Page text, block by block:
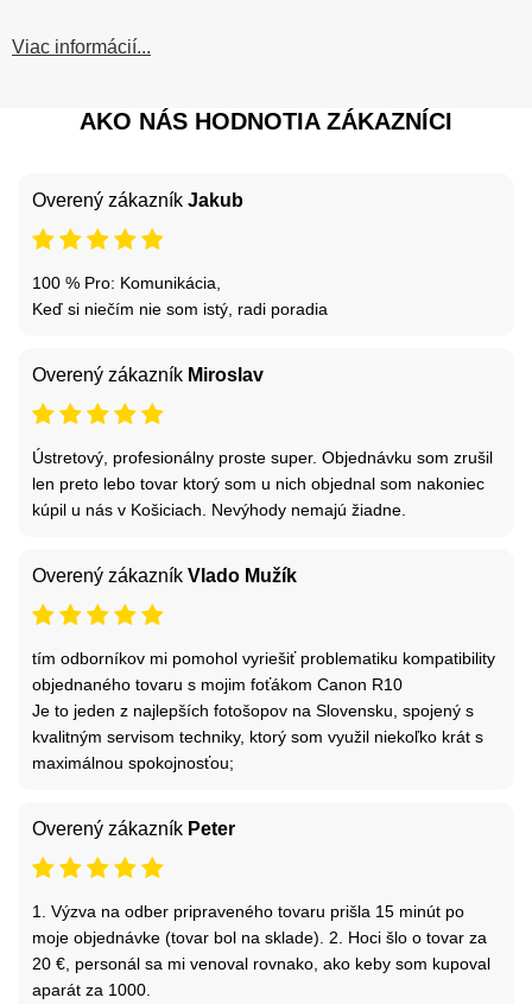
Viac informácií...
AKO NÁS HODNOTIA ZÁKAZNÍCI
Overený zákazník Jakub
100 % Pro: Komunikácia,
Keď si niečím nie som istý, radi poradia
Overený zákazník Miroslav
Ústretový, profesionálny proste super. Objednávku som zrušil
len preto lebo tovar ktorý som u nich objednal som nakoniec
kúpil u nás v Košiciach. Nevýhody nemajú žiadne.
Overený zákazník Vlado Mužík
tím odborníkov mi pomohol vyriešiť problematiku kompatibility
objednaného tovaru s mojim foťákom Canon R10
Je to jeden z najlepších fotošopov na Slovensku, spojený s
kvalitným servisom techniky, ktorý som využil niekoľko krát s
maximálnou spokojnosťou;
Overený zákazník Peter
1. Výzva na odber pripraveného tovaru prišla 15 minút po
moje objednávke (tovar bol na sklade). 2. Hoci šlo o tovar za
20 €, personál sa mi venoval rovnako, ako keby som kupoval
aparát za 1000.